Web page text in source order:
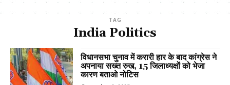
TAG
India Politics
विधानसभा चुनाव में करारी हार के बाद कांग्रेस ने
अपनाया सख्त रुख, 15 जिलाध्यक्षों को भेजा
कारण बताओ नोटिस